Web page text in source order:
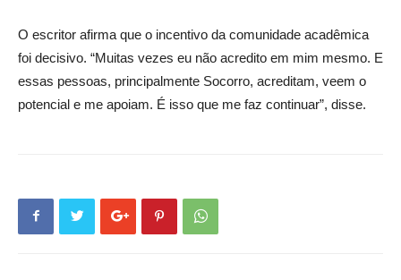
O escritor afirma que o incentivo da comunidade acadêmica
foi decisivo. “Muitas vezes eu não acredito em mim mesmo. E
essas pessoas, principalmente Socorro, acreditam, veem o
potencial e me apoiam. É isso que me faz continuar”, disse.